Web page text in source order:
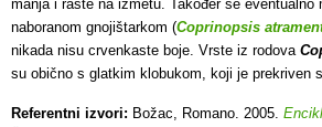
manja i raste na izmetu. Također se eventualno
naboranom gnojištarkom (Coprinopsis
nikada nisu crvenkaste boje. Vrste iz rodova
su obično s glatkim klobukom, koji je prekriven
Referentni izvori: Božac, Romano. 2005.